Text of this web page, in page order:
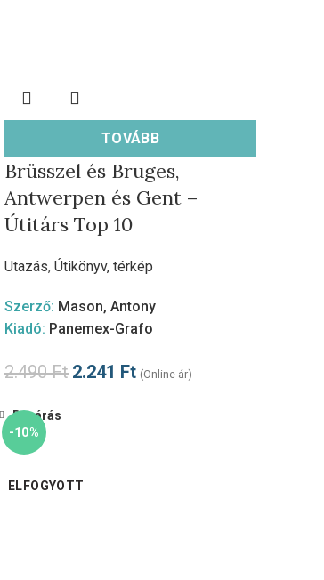
TOVÁBB
Brüsszel és Bruges,
Antwerpen és Gent –
Útitárs Top 10
Utazás, Útikönyv, térkép
Szerző: Mason, Antony
Kiadó: Panemex-Grafo
2.490Ft 2.241 Ft (Online ár)
-10%
ELFOGYOTT
Bezárás